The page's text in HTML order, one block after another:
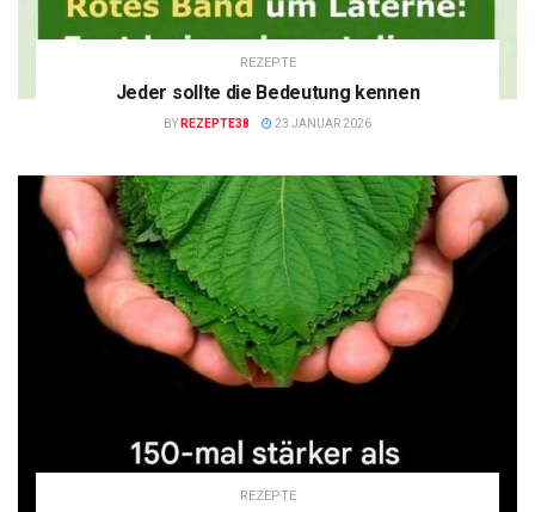
REZEPTE
Jeder sollte die Bedeutung kennen
BY REZEPTE38 23 JANUAR 2026
REZEPTE